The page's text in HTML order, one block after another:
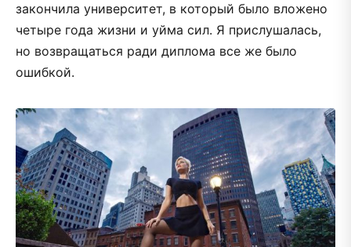
закончила университет, в который было вложено
четыре года жизни и уйма сил. Я прислушалась,
но возвращаться ради диплома все же было
ошибкой.